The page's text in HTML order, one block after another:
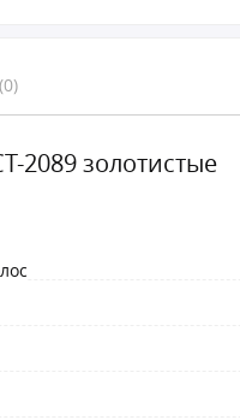
2089 золотистые